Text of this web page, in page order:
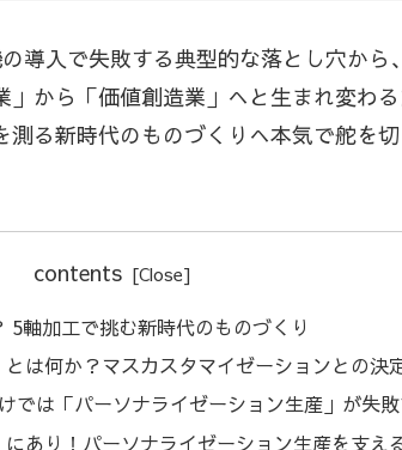
導入で失敗する典型的な落とし穴か
から「価値創造業」へと生まれ変わ
る新時代のものづくりへ本気で舵を
contents
軸加工で挑む新時代のものづくり
とは何か？マスカスタマイゼーションとの決
では「パーソナライゼーション生産」が失
あり！パーソナライゼーション生産を支え